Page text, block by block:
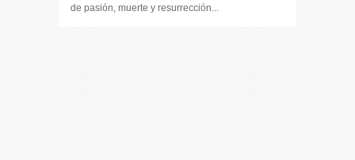
de pasión, muerte y resurrección...